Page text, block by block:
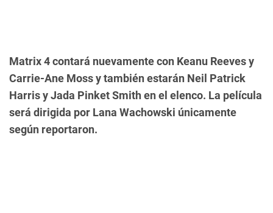
Matrix 4 contará nuevamente con Keanu Reeves y
Carrie-Ane Moss y también estarán Neil Patrick
Harris y Jada Pinket Smith en el elenco. La película
será dirigida por Lana Wachowski únicamente
según reportaron.